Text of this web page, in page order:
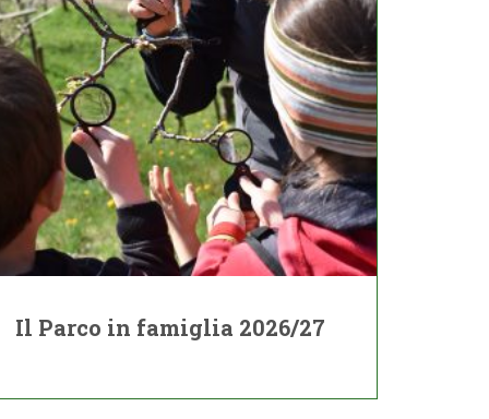
Il Parco in famiglia 2026/27